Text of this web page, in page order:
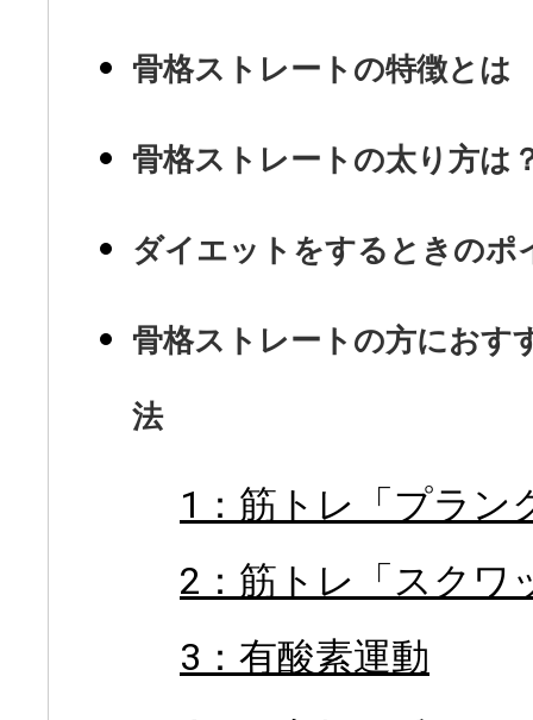
骨格ストレートの特徴とは
骨格ストレートの太り方は
ダイエットをするときのポ
骨格ストレートの方におす
法
1：筋トレ「プラン
2：筋トレ「スクワ
3：有酸素運動